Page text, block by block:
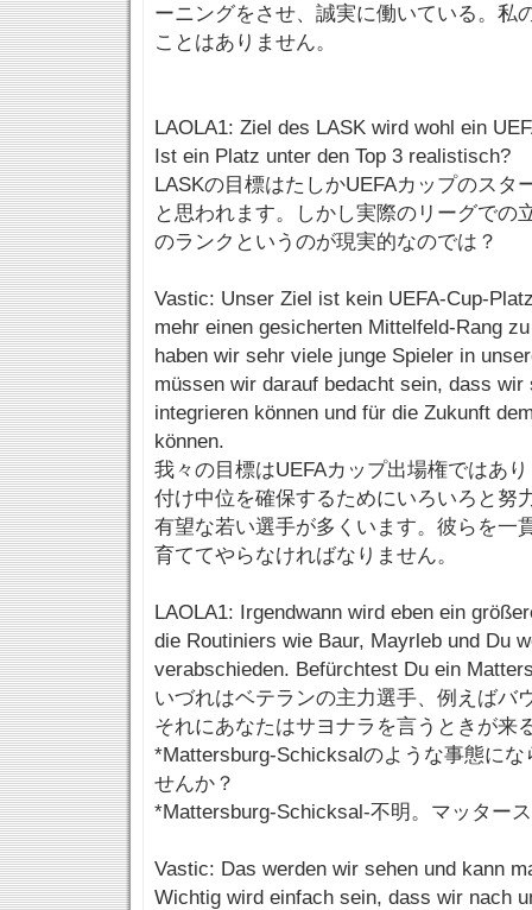
ーニングをさせ、誠実に働いている。私
ことはありません。
LAOLA1: Ziel des LASK wird wohl ein
Ist ein Platz unter den Top 3 realistisch?
LASKの目標はたしかUEFAカップのスタ
と思われます。しかし実際のリーグでの
のランクというのが現実的なのでは？
Vastic: Unser Ziel ist kein UEFA-Cup-
mehr einen gesicherten Mittelfeld-Rang
haben wir sehr viele junge Spieler in
müssen wir darauf bedacht sein, dass
integrieren können und für die Zukunft
können.
我々の目標はUEFAカップ出場権ではあ
付け中位を確保するためにいろいろと努
有望な若い選手が多くいます。彼らを一
育ててやらなければなりません。
LAOLA1: Irgendwann wird eben ein
die Routiniers wie Baur, Mayrleb und Du
verabschieden. Befürchtest Du ein
いづれはベテランの主力選手、例えばバ
それにあなたはサヨナラを言うときが来
*Mattersburg-Schicksalのような事態に
せんか？
*Mattersburg-Schicksal-不明。マッター
Vastic: Das werden wir sehen und kann
Wichtig wird einfach sein, dass wir nach